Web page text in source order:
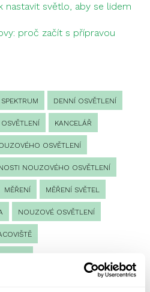
nastavit světlo, aby se lidem
proč začít s přípravou
DENNÍ OSVĚTLENÍ
KANCELÁŘ
OSVĚTLENÍ
NOUZOVÉHO OSVĚTLENÍ
MĚŘENÍ MĚŘENÍ SVĚTEL
NOUZOVÉ OSVĚTLENÍ